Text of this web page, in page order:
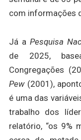
com informações
Já a Pesquisa
de 2025,
Congregações
Pew(2001),
é uma das
trabalho dos
relatório, “os 9%